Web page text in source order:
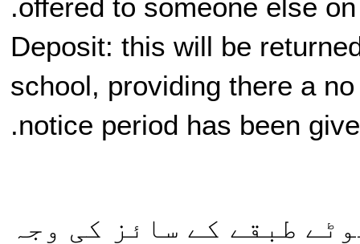
offered to someone else
Deposit: this will be
school, providing there a
notice period has been
طبقے کے سائز کی وجہ